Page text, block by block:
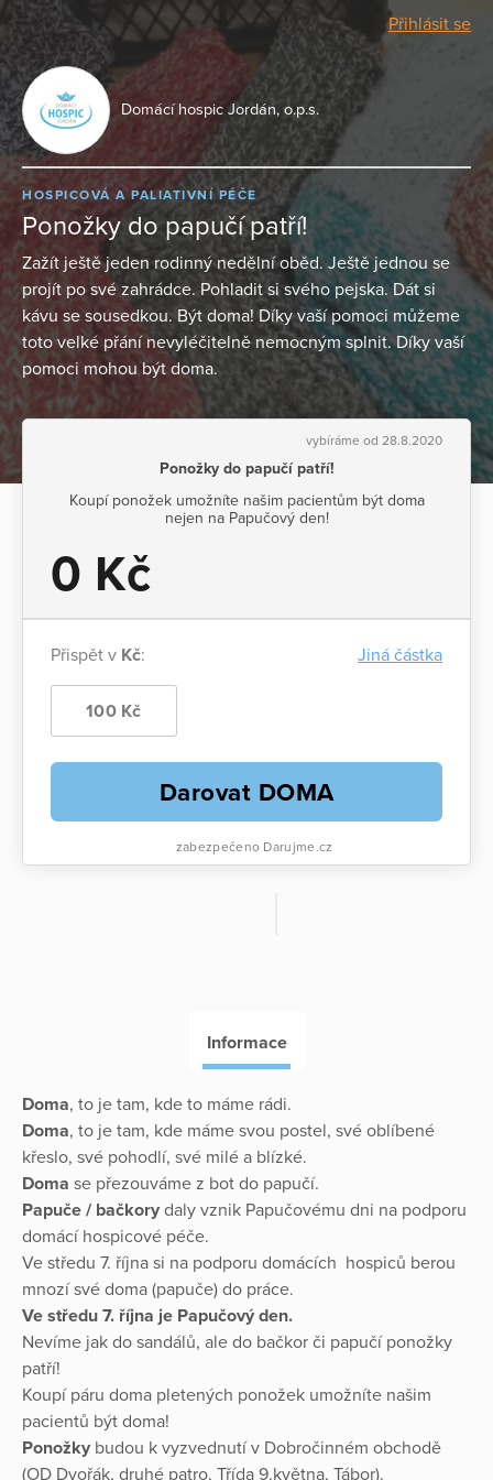
Přihlásit se
Domácí hospic Jordán, o.p.s.
HOSPICOVÁ A PALIATIVNÍ PÉČE
Ponožky do papučí patří!
Zažít ještě jeden rodinný nedělní oběd. Ještě jednou se
projít po své zahrádce. Pohladit si svého pejska. Dát si
kávu se sousedkou. Být doma! Díky vaší pomoci můžeme
toto velké přání nevyléčitelně nemocným splnit. Díky vaší
pomoci mohou být doma.
vybíráme od 28.8.2020
Ponožky do papučí patří!
Koupí ponožek umožníte našim pacientům být doma
nejen na Papučový den!
0 Kč
Přispět v Kč: Jiná částka
100 Kč
Darovat DOMA
zabezpečeno Darujme.cz
Informace
Doma, to je tam, kde to máme rádi.
Doma, to je tam, kde máme svou postel, své oblíbené
křeslo, své pohodlí, své milé a blízké.
Doma se přezouváme z bot do papučí.
Papuče / bačkory daly vznik Papučovému dni na podporu
domácí hospicové péče.
Ve středu 7. října si na podporu domácích hospiců berou
mnozí své doma (papuče) do práce.
Ve středu 7. října je Papučový den.
Nevíme jak do sandálů, ale do bačkor či papučí ponožky
patří!
Koupí páru doma pletených ponožek umožníte našim
pacientů být doma!
Ponožky budou k vyzvednutí v Dobročinném obchodě
(OD Dvořák, druhé patro, Třída 9.května, Tábor).